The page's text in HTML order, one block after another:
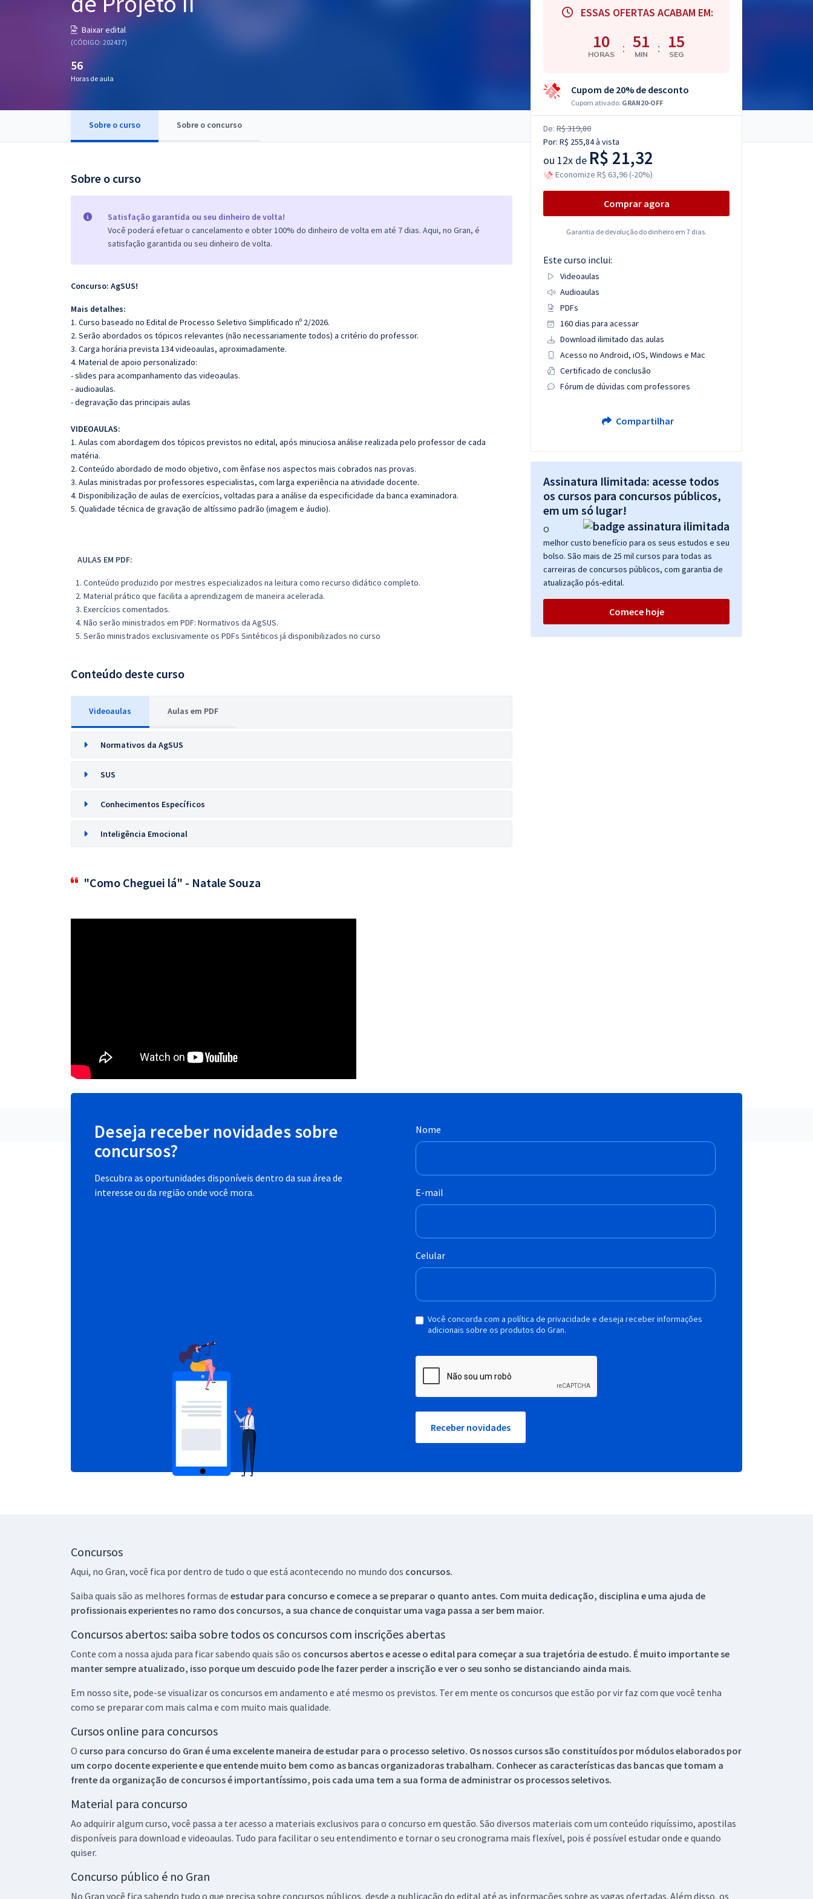
Baixar edital
(CÓDIGO: 202437)
56
Horas de aula
Sobre o curso Sobre o concurso
Sobre o curso
Satisfação garantida ou seu dinheiro de volta!
Você poderá efetuar o cancelamento e obter 100% do dinheiro de volta em até 7 dias. Aqui, no Gran, é
satisfação garantida ou seu dinheiro de volta.
Concurso: AgSUS!
Mais detalhes:
1. Curso baseado no Edital de Processo Seletivo Simplificado nº 2/2026.
2. Serão abordados os tópicos relevantes (não necessariamente todos) a critério do professor.
3. Carga horária prevista 134 videoaulas, aproximadamente.
4. Material de apoio personalizado:
- slides para acompanhamento das videoaulas.
- audioaulas.
- degravação das principais aulas
VIDEOAULAS:
1. Aulas com abordagem dos tópicos previstos no edital, após minuciosa análise realizada pelo professor de cada
matéria.
2. Conteúdo abordado de modo objetivo, com ênfase nos aspectos mais cobrados nas provas.
3. Aulas ministradas por professores especialistas, com larga experiência na atividade docente.
4. Disponibilização de aulas de exercícios, voltadas para a análise da especificidade da banca examinadora.
5. Qualidade técnica de gravação de altíssimo padrão (imagem e áudio).
AULAS EM PDF:
1. Conteúdo produzido por mestres especializados na leitura como recurso didático completo.
2. Material prático que facilita a aprendizagem de maneira acelerada.
3. Exercícios comentados.
4. Não serão ministrados em PDF: Normativos da AgSUS.
5. Serão ministrados exclusivamente os PDFs Sintéticos já disponibilizados no curso
Conteúdo deste curso
Videoaulas Aulas em PDF
Normativos da AgSUS
SUS
Conhecimentos Específicos
Inteligência Emocional
"Como Cheguei lá" - Natale Souza
ESSAS OFERTAS ACABAM EM:
10
HORAS : 51
MIN : 14
SEG
Cupom de 20% de desconto
Cupom ativado: GRAN20-OFF
De: R$ 319,80
Por: R$ 255,84à vista
ou 12x de R$ 21,32
Economize R$ 63,96 (-20%)
Comprar agora
Garantia de devolução do dinheiro em 7 dias.
Este curso inclui:
Videoaulas
Audioaulas
PDFs
160 dias para acessar
Download ilimitado das aulas
Acesso no Android, iOS, Windows e Mac
Certificado de conclusão
Fórum de dúvidas com professores
Compartilhar
Assinatura Ilimitada: acesse todos
os cursos para concursos públicos,
em um só lugar!
O
melhor custo benefício para os seus estudos e seu
bolso. São mais de 25 mil cursos para todas as
carreiras de concursos públicos, com garantia de
atualização pós-edital.
Comece hoje
Deseja receber novidades sobre
concursos?
Descubra as oportunidades disponíveis dentro da sua área de
interesse ou da região onde você mora.
Nome
E-mail
Celular
Você concorda com a política de privacidade e deseja receber informações
adicionais sobre os produtos do Gran.
Receber novidades
Concursos
Aqui, no Gran, você fica por dentro de tudo o que está acontecendo no mundo dos concursos.
Saiba quais são as melhores formas de estudar para concurso e comece a se preparar o quanto antes. Com muita dedicação, disciplina e uma ajuda de
profissionais experientes no ramo dos concursos, a sua chance de conquistar uma vaga passa a ser bem maior.
Concursos abertos: saiba sobre todos os concursos com inscrições abertas
Conte com a nossa ajuda para ficar sabendo quais são os concursos abertos e acesse o edital para começar a sua trajetória de estudo. É muito importante se
manter sempre atualizado, isso porque um descuido pode lhe fazer perder a inscrição e ver o seu sonho se distanciando ainda mais.
Em nosso site, pode-se visualizar os concursos em andamento e até mesmo os previstos. Ter em mente os concursos que estão por vir faz com que você tenha
como se preparar com mais calma e com muito mais qualidade.
Cursos online para concursos
O curso para concurso do Gran é uma excelente maneira de estudar para o processo seletivo. Os nossos cursos são constituídos por módulos elaborados por
um corpo docente experiente e que entende muito bem como as bancas organizadoras trabalham. Conhecer as características das bancas que tomam a
frente da organização de concursos é importantíssimo, pois cada uma tem a sua forma de administrar os processos seletivos.
Material para concurso
Ao adquirir algum curso, você passa a ter acesso a materiais exclusivos para o concurso em questão. São diversos materiais com um conteúdo riquíssimo, apostilas
disponíveis para download e videoaulas. Tudo para facilitar o seu entendimento e tornar o seu cronograma mais flexível, pois é possível estudar onde e quando
quiser.
Concurso público é no Gran
No Gran você fica sabendo tudo o que precisa sobre concursos públicos, desde a publicação do edital até as informações sobre as vagas ofertadas. Além disso, os